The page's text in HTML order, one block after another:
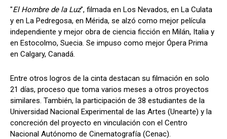
"El Hombre de la Luz", filmada en Los Nevados, en La Culata
y en La Pedregosa, en Mérida, se alzó como mejor película
independiente y mejor obra de ciencia ficción en Milán, Italia y
en Estocolmo, Suecia. Se impuso como mejor Ópera Prima
en Calgary, Canadá.
Entre otros logros de la cinta destacan su filmación en solo
21 días, proceso que toma varios meses a otros proyectos
similares. También, la participación de 38 estudiantes de la
Universidad Nacional Experimental de las Artes (Unearte) y la
concreción del proyecto en vinculación con el Centro
Nacional Autónomo de Cinematografía (Cenac).